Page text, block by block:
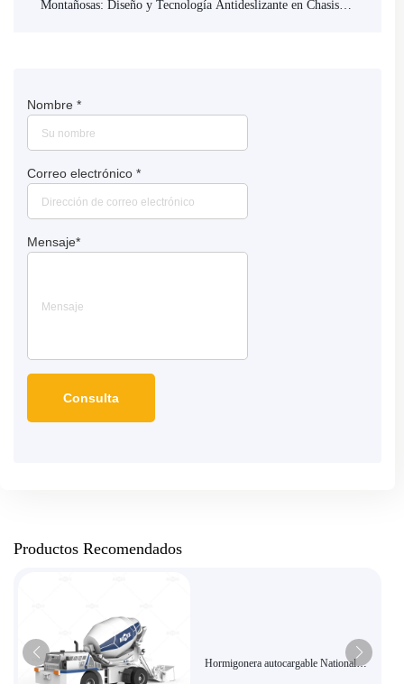
Montañosas: Diseño y Tecnología Antideslizante en Chasis
Nombre *
Correo electrónico *
Mensaje*
Productos Recomendados
Hormigonera autocargable National